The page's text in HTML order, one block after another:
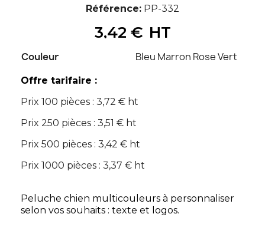
Référence PP-332
3,42 € HT
Couleur Bleu Marron Rose Vert
Offre tarifaire :
Prix 100 pièces : 3,72 € ht
Prix 250 pièces : 3,51 € ht
Prix 500 pièces : 3,42 € ht
Prix 1000 pièces : 3,37 € ht
Peluche chien multicouleurs à personnaliser
selon vos souhaits : texte et logos.